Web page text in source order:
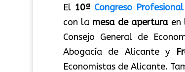
El 10ª Congreso
con la mesa de apertura en
Consejo General de
Abogacía de Alicante y
Economistas de Alicante.